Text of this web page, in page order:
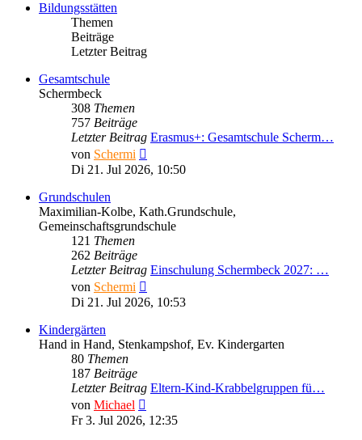
Bildungsstätten
Themen
Beiträge
Letzter Beitrag
Gesamtschule
Schermbeck
308 Themen
757 Beiträge
Letzter Beitrag Erasmus+: Gesamtschule Scherm…
von Schermi
Beitrag
Di 21. Jul 2026, 10:50
Grundschulen
Maximilian-Kolbe, Kath.Grundschule,
Gemeinschaftsgrundschule
121 Themen
262 Beiträge
Letzter Beitrag Einschulung Schermbeck 2027: …
von Schermi
Beitrag
Di 21. Jul 2026, 10:53
Kindergärten
Hand in Hand, Stenkampshof, Ev. Kindergarten
80 Themen
187 Beiträge
Letzter Beitrag Eltern-Kind-Krabbelgruppen fü…
von Michael
Beitrag
Fr 3. Jul 2026, 12:35